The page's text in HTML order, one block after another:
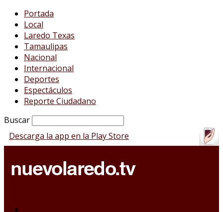
Portada
Local
Laredo Texas
Tamaulipas
Nacional
Internacional
Deportes
Espectáculos
Reporte Ciudadano
Buscar
Descarga la app en la Play Store